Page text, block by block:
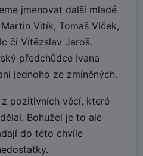
jmenovat další mladé
Vitík, Tomáš Vlček,
či Vítězslav Jaroš.
předchůdce Ivana
jednoho ze zmíněných.
pozitivních věcí, které
Bohužel je to ale
do této chvíle